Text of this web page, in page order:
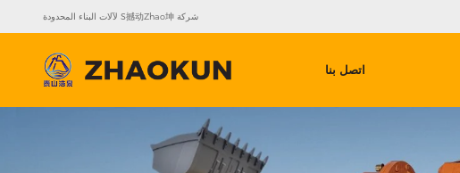
شركة S撼动Zhao坤 لآلات البناء المحدودة
اتصل بنا